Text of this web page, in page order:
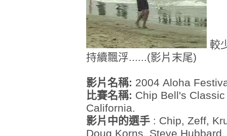
較
持續飄浮......(影片末尾)
影片名稱: 2004 Aloha
比賽名稱: Chip Bell's
California.
影片中的選手 : Chip, Zeff,
Doug Korns, Steve